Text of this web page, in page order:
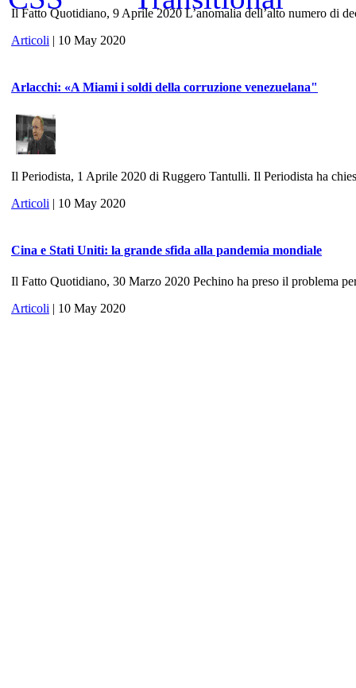
Il Fatto Quotidiano, 9 Aprile 2020 L’anomalia dell’alto numero di
Articoli | 10 May 2020
Arlacchi: «A Miami i soldi della corruzione venezuelana"
Il Periodista, 1 Aprile 2020 di Ruggero Tantulli. Il Periodista ha
Articoli | 10 May 2020
Cina e Stati Uniti: la grande sfida alla pandemia mondiale
Il Fatto Quotidiano, 30 Marzo 2020 Pechino ha preso il problema
Articoli | 10 May 2020